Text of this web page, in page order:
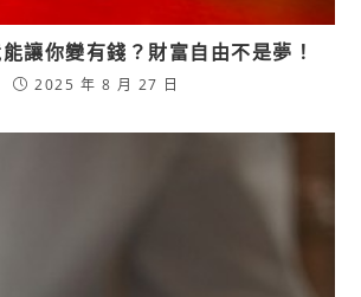
讓你變有錢？財富自由不是夢！
2025 年 8 月 27 日